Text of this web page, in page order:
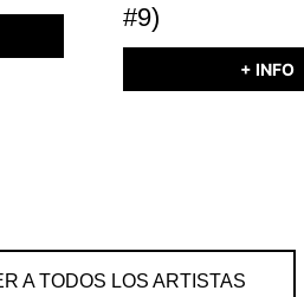
#9)
+ INFO
A TODOS LOS ARTISTAS